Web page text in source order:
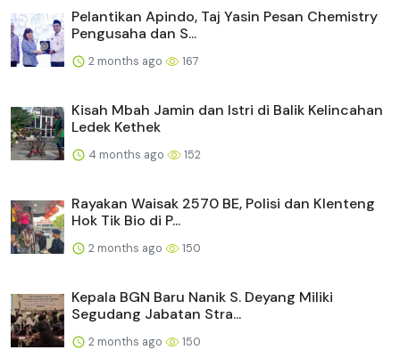
Pelantikan Apindo, Taj Yasin Pesan Chemistry
Pengusaha dan S...
2 months ago 167
Kisah Mbah Jamin dan Istri di Balik Kelincahan
Ledek Kethek
4 months ago 152
Rayakan Waisak 2570 BE, Polisi dan Klenteng
Hok Tik Bio di P...
2 months ago 150
Kepala BGN Baru Nanik S. Deyang Miliki
Segudang Jabatan Stra...
2 months ago 150